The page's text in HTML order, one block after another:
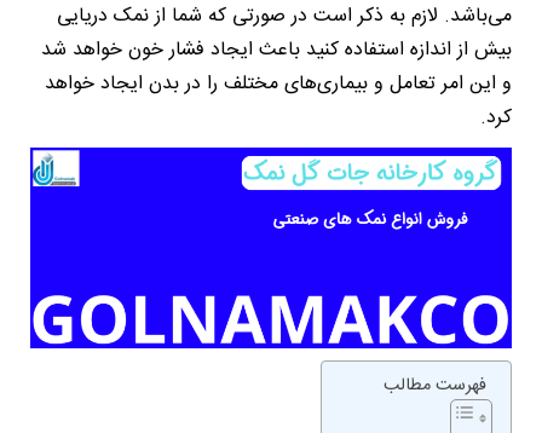
می‌باشد. لازم به ذکر است در صورتی که شما از نمک دریایی
بیش از اندازه استفاده کنید باعث ایجاد فشار خون خواهد شد
و این امر تعامل و بیماری‌های مختلف را در بدن ایجاد خواهد
کرد.
فهرست مطالب